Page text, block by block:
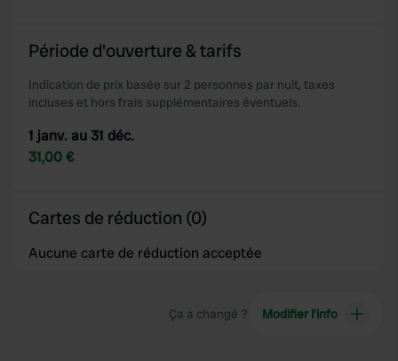
Période d'ouverture & tarifs
Indication de prix basée sur 2 personnes par nuit, taxes
incluses et hors frais supplémentaires éventuels.
1 janv. au 31 déc.
31,00 €
Cartes de réduction (0)
Aucune carte de réduction acceptée
Ça a changé ? Modifier l’info